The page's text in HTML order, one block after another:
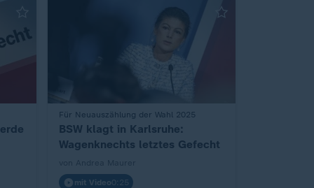
Für Neuauszählung der Wahl 2025
:
BSW klagt in Karlsruhe:
Wagenknechts letztes Gefecht
mit Video0:25